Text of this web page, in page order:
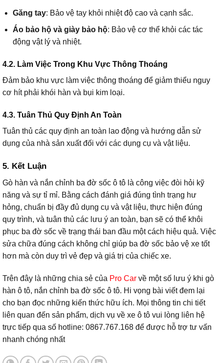
Găng tay: Bảo vệ tay khỏi nhiệt độ cao và cạnh sắc.
Áo bảo hộ và giày bảo hộ: Bảo vệ cơ thể khỏi các tác
động vật lý và nhiệt.
4.2. Làm Việc Trong Khu Vực Thông Thoáng
Đảm bảo khu vực làm việc thông thoáng để giảm thiểu nguy
cơ hít phải khói hàn và bụi kim loại.
4.3. Tuân Thủ Quy Định An Toàn
Tuân thủ các quy định an toàn lao động và hướng dẫn sử
dụng của nhà sản xuất đối với các dụng cụ và vật liệu.
5. Kết Luận
Gò hàn và nắn chỉnh ba đờ sốc ô tô là công việc đòi hỏi kỹ
năng và sự tỉ mỉ. Bằng cách đánh giá đúng tình trạng hư
hỏng, chuẩn bị đầy đủ dụng cụ và vật liệu, thực hiện đúng
quy trình, và tuân thủ các lưu ý an toàn, bạn sẽ có thể khôi
phục ba đờ sốc về trạng thái ban đầu một cách hiệu quả. Việc
sửa chữa đúng cách không chỉ giúp ba đờ sốc bảo vệ xe tốt
hơn mà còn duy trì vẻ đẹp và giá trị của chiếc xe.
Trên đây là những chia sẻ của Pro Car về một số lưu ý khi gò
hàn ô tô, nắn chỉnh ba đờ sốc ô tô. Hi vọng bài viết đem lại
cho bạn đọc những kiến thức hữu ích. Mọi thông tin chi tiết
liên quan đến sản phẩm, dịch vụ về xe ô tô vui lòng liên hệ
trực tiếp qua số hotline: 0867.767.168 để được hỗ trợ tư vấn
nhanh chóng nhất